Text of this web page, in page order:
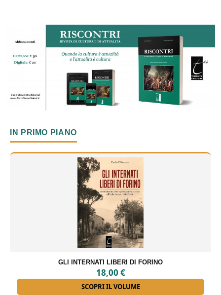
IN PRIMO PIANO
GLI INTERNATI LIBERI DI FORINO
18,00 €
SCOPRI IL VOLUME